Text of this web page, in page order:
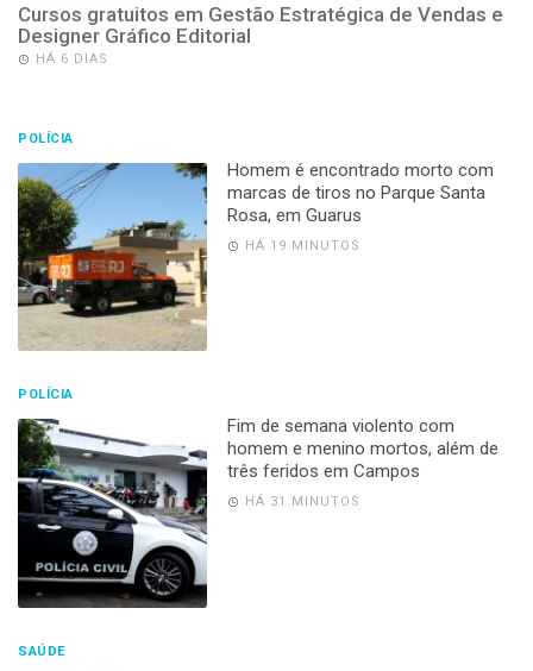
Cursos gratuitos em Gestão Estratégica de Vendas e
Designer Gráfico Editorial
HÁ 6 DIAS
POLÍCIA
Homem é encontrado morto com
marcas de tiros no Parque Santa
Rosa, em Guarus
HÁ 19 MINUTOS
POLÍCIA
Fim de semana violento com
homem e menino mortos, além de
três feridos em Campos
HÁ 31 MINUTOS
SAÚDE